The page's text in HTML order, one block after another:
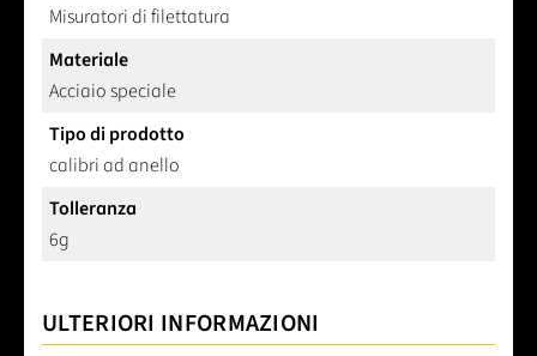
Misuratori di filettatura
Materiale
Acciaio speciale
Tipo di prodotto
calibri ad anello
Tolleranza
6g
ULTERIORI INFORMAZIONI